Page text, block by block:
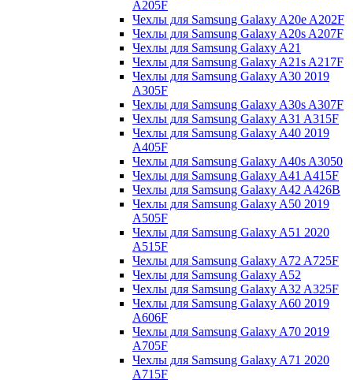
A205F
Чехлы для Samsung Galaxy A20e A202F
Чехлы для Samsung Galaxy A20s A207F
Чехлы для Samsung Galaxy A21
Чехлы для Samsung Galaxy A21s A217F
Чехлы для Samsung Galaxy A30 2019
A305F
Чехлы для Samsung Galaxy A30s A307F
Чехлы для Samsung Galaxy A31 A315F
Чехлы для Samsung Galaxy A40 2019
A405F
Чехлы для Samsung Galaxy A40s A3050
Чехлы для Samsung Galaxy A41 A415F
Чехлы для Samsung Galaxy A42 A426B
Чехлы для Samsung Galaxy A50 2019
A505F
Чехлы для Samsung Galaxy A51 2020
A515F
Чехлы для Samsung Galaxy A72 A725F
Чехлы для Samsung Galaxy A52
Чехлы для Samsung Galaxy A32 A325F
Чехлы для Samsung Galaxy A60 2019
A606F
Чехлы для Samsung Galaxy A70 2019
A705F
Чехлы для Samsung Galaxy A71 2020
A715F